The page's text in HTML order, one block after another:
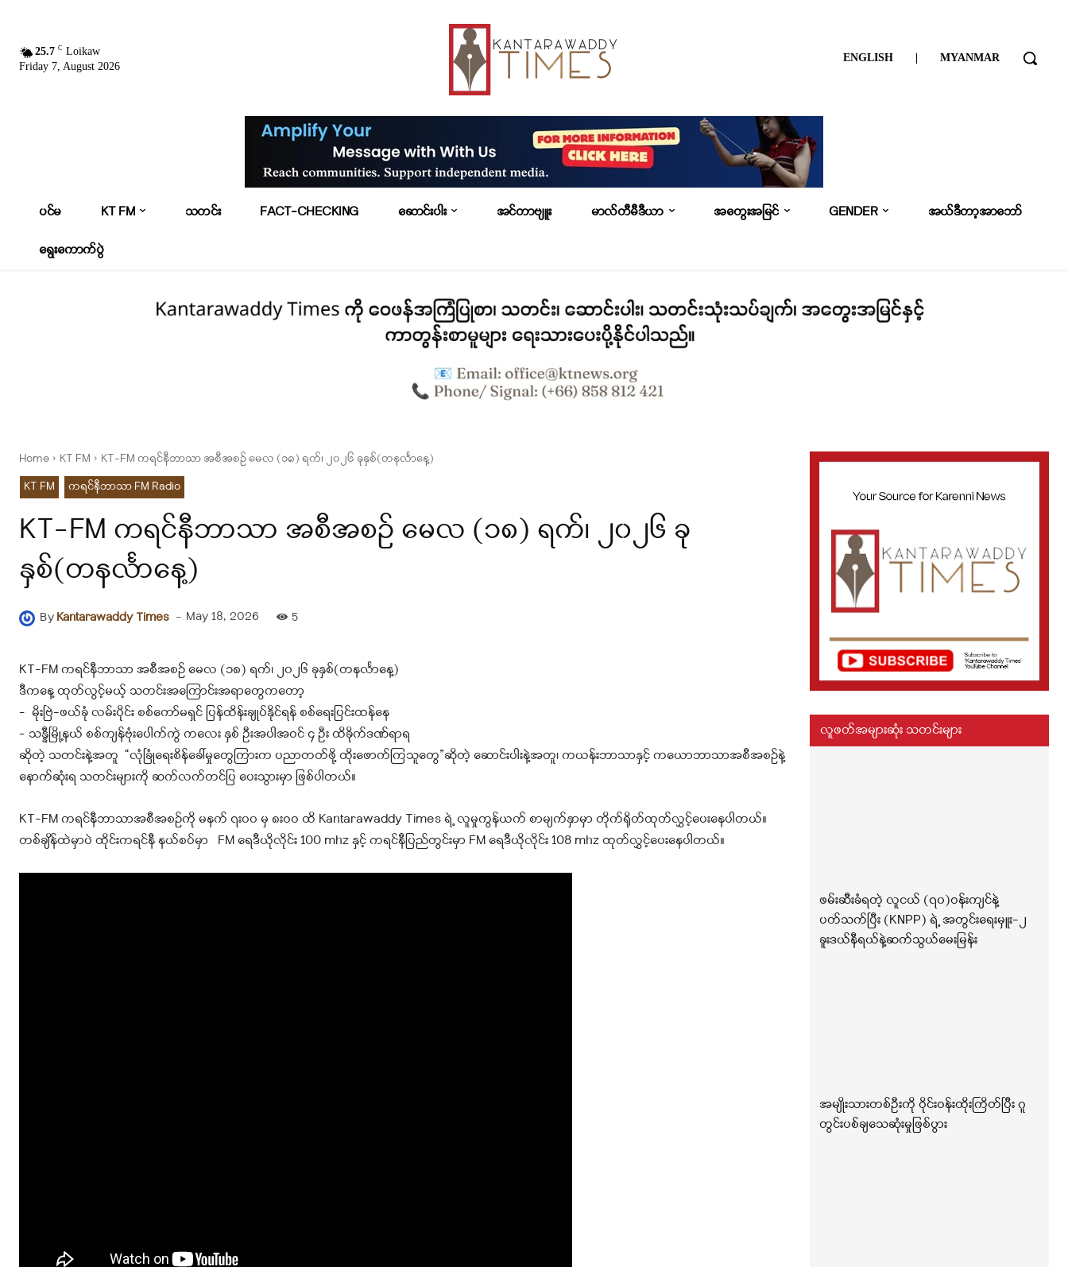
25.7 C Loikaw
Friday 7, August 2026
ENGLISH | MYANMAR
ပင်မ KT FM သတင်း FACT-CHECKING ဆောင်းပါး အင်တာဗျူး မာလ်တီမီဒီယာ အတွေးအမြင် GENDER အယ်ဒီတာ့အာဘော်
ရွေးကောက်ပွဲ
Home KT FM
KT-FM ကရင်နီဘာသာ အစီအစဉ် မေလ (၁၈) ရက်၊ ၂၀၂၆ ခုနှစ်(တနင်္လာနေ့)
KT FM
ကရင်နီဘာသာ FM Radio
KT-FM ကရင်နီဘာသာ အစီအစဉ် မေလ (၁၈) ရက်၊ ၂၀၂၆ ခု
နှစ်(တနင်္လာနေ့)
ByKantarawaddy Times - May 18, 2026 5
KT-FM ကရင်နီဘာသာ အစီအစဉ် မေလ (၁၈) ရက်၊ ၂၀၂၆ ခုနှစ်(တနင်္လာနေ့)
ဒီကနေ့ ထုတ်လွင့်မယ့် သတင်းအကြောင်းအရာတွေကတော့
– မိုးဗြဲ-ဖယ်ခုံ လမ်းပိုင်း စစ်ကော်မရှင် ပြန်ထိန်းချုပ်နိုင်ရန် စစ်ရေးပြင်းထန်နေ
– သန္နီမြို့နယ် စစ်ကျန်ဗုံးပေါက်ကွဲ ကလေး နှစ် ဦးအပါအဝင် ၄ ဦး ထိခိုက်ဒဏ်ရာရ
ဆိုတဲ့ သတင်းနဲ့အတူ “လုံခြုံရေးစိန်ခေါ်မှုတွေကြားက ပညာတတ်ဖို့ ထိုးဖောက်ကြသူတွေ”ဆိုတဲ့ ဆောင်းပါးနဲ့အတူ၊ ကယန်းဘာသာနှင့် ကယောဘာသာအစီအစဉ်နဲ့
နောက်ဆုံးရ သတင်းများကို ဆက်လက်တင်ပြ ပေးသွားမှာ ဖြစ်ပါတယ်။
KT-FM ကရင်နီဘာသာအစီအစဉ်ကို မနက် ၇း၀၀ မှ ၈းဝဝ ထိ Kantarawaddy Times ရဲ့ လူမှုကွန်ယက် စာမျက်နှာမှာ တိုက်ရိုတ်ထုတ်လွှင့်ပေးနေပါတယ်။
တစ်ချိန်ထဲမှာပဲ ထိုင်းကရင်နီ နယ်စပ်မှာ FM ရေဒီယိုလိုင်း 100 mhz နှင့် ကရင်နီပြည်တွင်းမှာ FM ရေဒီယိုလိုင်း 108 mhz ထုတ်လွှင့်ပေးနေပါတယ်။
လူဖတ်အများဆုံး သတင်းများ
ဖမ်းဆီးခံရတဲ့ လူငယ် (၇၀)ဝန်းကျင်နဲ့
ပတ်သက်ပြီး (KNPP) ရဲ့ အတွင်းရေးမှူး-၂
ခူးဒယ်နီရယ်နဲ့ဆက်သွယ်မေးမြန်း
အမျိုးသားတစ်ဦးကို ဝိုင်းဝန်းထိုးကြိတ်ပြီး ဂူ
တွင်းပစ်ချသေဆုံးမှုဖြစ်ပွား